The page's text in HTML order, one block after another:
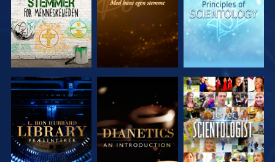
UDFORSK
SERIEN
UDFORSK
SERIEN
SE